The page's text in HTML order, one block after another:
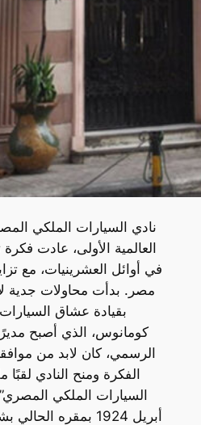
العالمية الأولى، عادت
في أوائل العشرينيات، مع
بقيادة عشاق
كومانوس، الذي أصبح
الرسمي، كان لابد من
الفكرة ومنح النادي لقبًا
أبريل 1924 بمقره